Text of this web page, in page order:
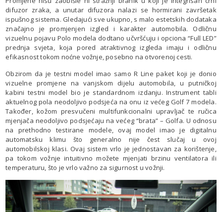
difuzor zraka, a unutar difuzora nalazi se hormirani završetak
ispušnog sistema. Gledajući sve ukupno, s malo estetskih dodataka
značajno je promjenjen izgled i karakter automobila. Odličnu
vizuelnu pojavu Polo modela dodtano učvršćuju i opciona “Full LED”
prednja svjeta, koja pored atraktivnog izgleda imaju i odličnu
efikasnost tokom noćne vožnje, posebno na otvorenoj cesti.
Obzirom da je testni model imao samo R Line paket koji je donio
vizuelne promjene na vanjskom dijelu automobila, u putničkoj
kabini testni model bio je standardnom izdanju. Instrument tabli
aktuelnog pola neodoljivo podsjeća na onu iz većeg Golf 7 modela.
Također, kožom presvučeni multifunkcionalni upravljač te ručica
mjenjača neodoljivo podsjećaju na većeg “brata” – Golfa. U odnosu
na prethodno testirane modele, ovaj model imao je digitalnu
automatsku klimu što generalno nije čest slučaj u ovoj
automobilskoj klasi. Ovaj sistem vrlo je jednostavan za korištenje,
pa tokom vožnje intuitivno možete mjenjati brzinu ventilatora ili
temperaturu, što je vrlo važno za sigurnost u vožnji.